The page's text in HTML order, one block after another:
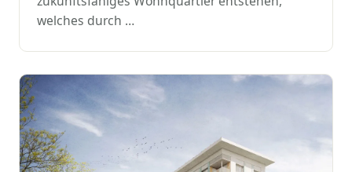
welches durch …